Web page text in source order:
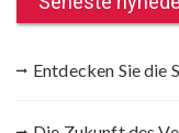
Entdecken Sie die